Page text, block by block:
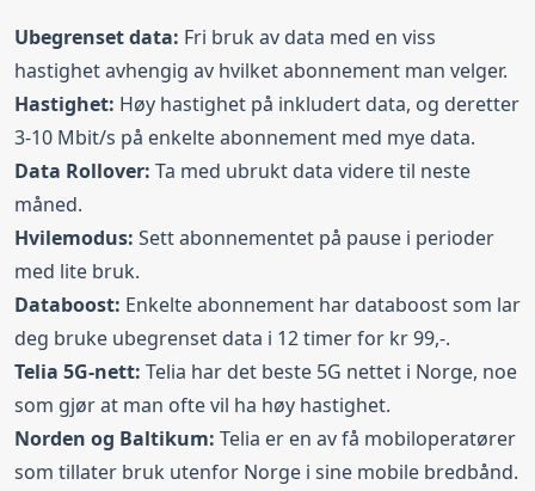
Ubegrenset data: Fri bruk av data med en viss
hastighet avhengig av hvilket abonnement man velger.
Hastighet: Høy hastighet på inkludert data, og deretter
3-10 Mbit/s på enkelte abonnement med mye data.
Data Rollover: Ta med ubrukt data videre til neste
måned.
Hvilemodus: Sett abonnementet på pause i perioder
med lite bruk.
Databoost: Enkelte abonnement har databoost som lar
deg bruke ubegrenset data i 12 timer for kr 99,-.
Telia 5G-nett: Telia har det beste 5G nettet i Norge, noe
som gjør at man ofte vil ha høy hastighet.
Norden og Baltikum: Telia er en av få mobiloperatører
som tillater bruk utenfor Norge i sine mobile bredbånd.